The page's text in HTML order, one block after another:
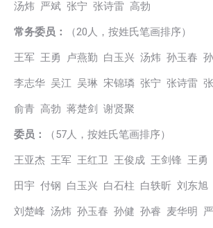
汤炜 严斌 张宁 张诗雷 高勃
常务委员： （20人，按姓氏笔画排序）
王军 王勇 卢燕勤 白玉兴 汤炜 孙玉春
李志华 吴江 吴琳 宋锦璘 张宁 张诗雷
俞青 高勃 蒋楚剑 谢贤聚
委员： （57人，按姓氏笔画排序）
王亚杰 王军 王红卫 王俊成 王剑锋 王勇
田宇 付钢 白玉兴 白石柱 白轶昕 刘东旭
刘楚峰 汤炜 孙玉春 孙健 孙睿 麦华明